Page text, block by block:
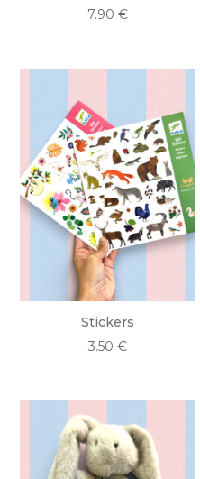
7.90 €
Stickers
3.50 €